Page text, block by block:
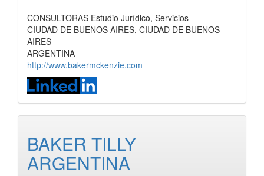
CONSULTORAS Estudio Jurídico, Servicios
CIUDAD DE BUENOS AIRES, CIUDAD DE BUENOS
AIRES
ARGENTINA
http://www.bakermckenzie.com
BAKER TILLY
ARGENTINA